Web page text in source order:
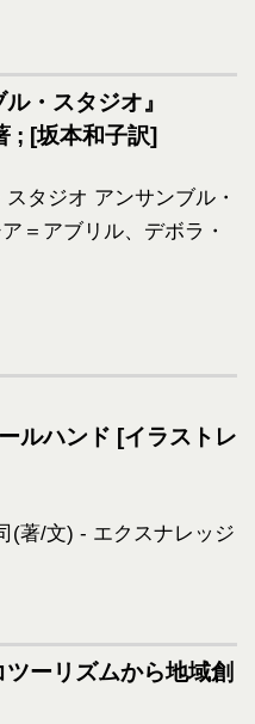
・スタジオ』
; [坂本和子訳]
ルハンド [イラストレ
ツーリズムから地域創